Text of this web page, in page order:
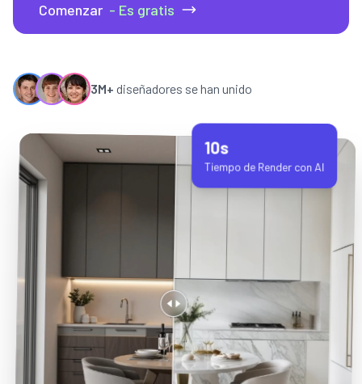
Comenzar - Es gratis
3M+ diseñadores se han unido
10s
Tiempo de Render con AI